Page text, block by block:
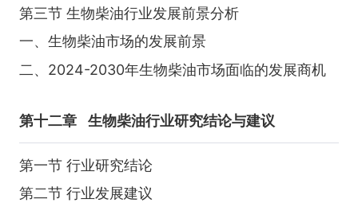
第三节 生物柴油行业发展前景分析
一、生物柴油市场的发展前景
二、2024-2030年生物柴油市场面临的发展商机
第十二章 生物柴油行业研究结论与建议
第一节 行业研究结论
第二节 行业发展建议